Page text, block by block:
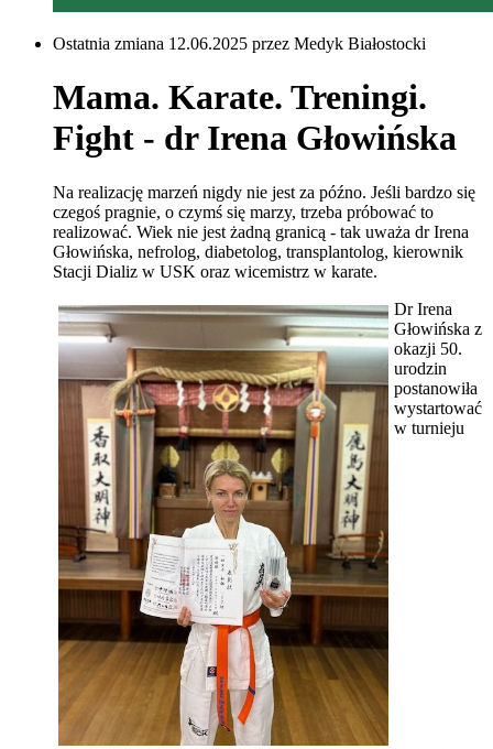
Ostatnia zmiana 12.06.2025 przez Medyk Białostocki
Mama. Karate. Treningi.
Fight - dr Irena Głowińska
Na realizację marzeń nigdy nie jest za późno. Jeśli bardzo się
czegoś pragnie, o czymś się marzy, trzeba próbować to
realizować. Wiek nie jest żadną granicą - tak uważa dr Irena
Głowińska, nefrolog, diabetolog, transplantolog, kierownik
Stacji Dializ w USK oraz wicemistrz w karate.
Dr Irena
Głowińska z
okazji 50.
urodzin
postanowiła
wystartować
w turnieju